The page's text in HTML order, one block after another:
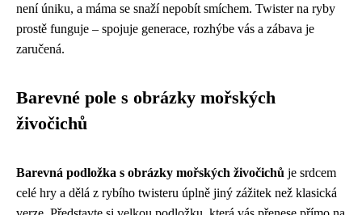
není úniku, a máma se snaží nepobít smíchem. Twister na ryby
prostě funguje – spojuje generace, rozhýbe vás a zábava je
zaručená.
Barevné pole s obrázky mořských
živočichů
Barevná podložka s obrázky mořských živočichů je srdcem
celé hry a dělá z rybího twisteru úplně jiný zážitek než klasická